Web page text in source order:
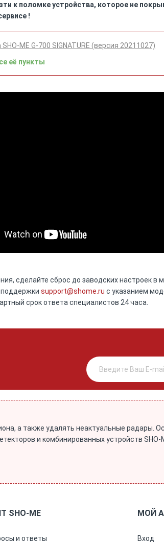
к поломке устройства, которое не
!
ME G-700 SIGNATURE (версия 20211027)
её пункты
сделайте сброс до заводских настроек
support@shome.ru c указанием
срок ответа специалистов 24 часа.
а также удалять неактуальные радары.
и комбинированных устройств
SHO-ME
и ответы
МОЙ
Вход